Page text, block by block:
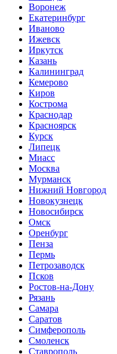
Воронеж
Екатеринбург
Иваново
Ижевск
Иркутск
Казань
Калининград
Кемерово
Киров
Кострома
Краснодар
Красноярск
Курск
Липецк
Миасс
Москва
Мурманск
Нижний Новгород
Новокузнецк
Новосибирск
Омск
Оренбург
Пенза
Пермь
Петрозаводск
Псков
Ростов-на-Дону
Рязань
Самара
Саратов
Симферополь
Смоленск
Ставрополь